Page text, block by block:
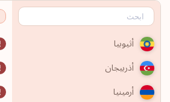
أثيوبيا
أذربيجان
أرمينيا